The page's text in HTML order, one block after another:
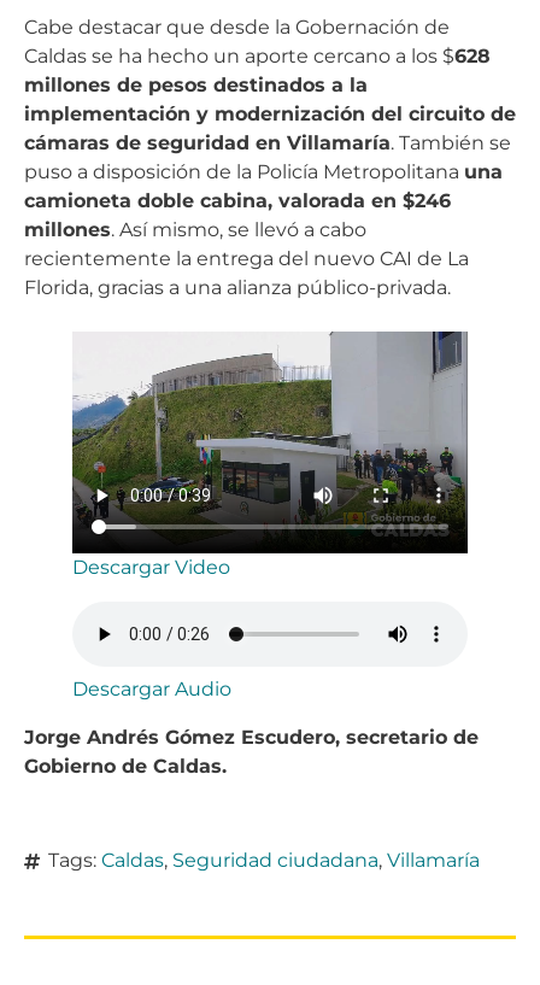
Cabe destacar que desde la Gobernación de
Caldas se ha hecho un aporte cercano a los $628
millones de pesos destinados a la
implementación y modernización del circuito de
cámaras de seguridad en Villamaría. También se
puso a disposición de la Policía Metropolitana una
camioneta doble cabina, valorada en $246
millones. Así mismo, se llevó a cabo
recientemente la entrega del nuevo CAI de La
Florida, gracias a una alianza público-privada.
Descargar Video
Descargar Audio
Jorge Andrés Gómez Escudero, secretario de
Gobierno de Caldas.
Tags: Caldas, Seguridad ciudadana, Villamaría